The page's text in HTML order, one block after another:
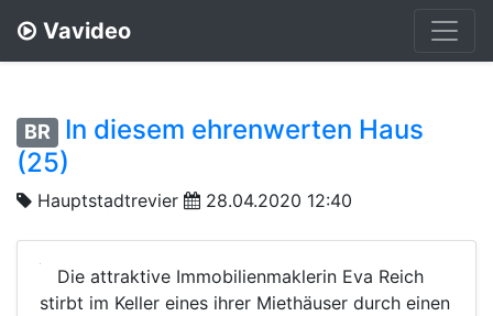
Vavideo
BR
In diesem ehrenwerten Haus
(25)
Hauptstadtrevier 28.04.2020 12:40
Die attraktive Immobilienmaklerin Eva Reich
stirbt im Keller eines ihrer Miethäuser durch einen